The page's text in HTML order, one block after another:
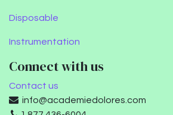
Disposable
Instrumentation
Connect with us
Contact us
info@academiedolores.com